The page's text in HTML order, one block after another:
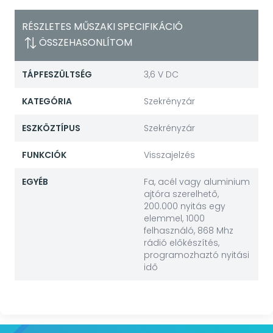
RÉSZLETES MŰSZAKI SPECIFIKÁCIÓ
ÖSSZEHASONLÍTOM
TÁPFESZÜLTSÉG 3,6 V DC
KATEGÓRIA Szekrényzár
ESZKÖZTÍPUS Szekrényzár
FUNKCIÓK Visszajelzés
EGYÉB
Fa, acél vagy aluminium
ajtóra szerelhető,
200.000 nyitás egy
elemmel, 1000
felhasználó, 868 Mhz
rádió előkészítés,
programozhaztó nyitási
idő